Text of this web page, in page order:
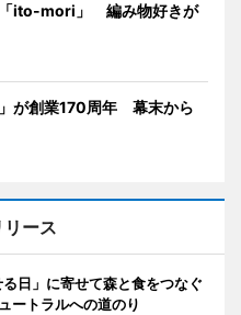
「ito-mori」 編み物好きが
が創業170周年 幕末から
ース
日」に寄せて森と食をつなぐ
ートラルへの道のり